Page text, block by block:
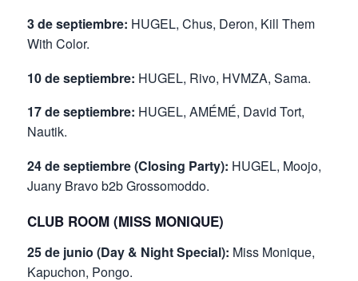
3 de septiembre: HUGEL, Chus, Deron, Kill Them
With Color.
10 de septiembre: HUGEL, Rivo, HVMZA, Sama.
17 de septiembre: HUGEL, AMÉMÉ, David Tort,
Nautik.
24 de septiembre (Closing Party): HUGEL, Moojo,
Juany Bravo b2b Grossomoddo.
CLUB ROOM (MISS MONIQUE)
25 de junio (Day & Night Special): Miss Monique,
Kapuchon, Pongo.